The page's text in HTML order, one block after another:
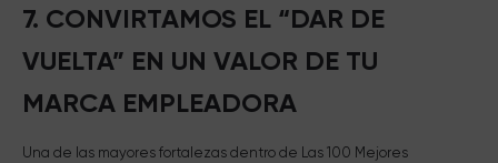
7. CONVIRTAMOS EL “DAR DE
VUELTA” EN UN VALOR DE TU
MARCA EMPLEADORA
Una de las mayores fortalezas dentro de Las 100 Mejores